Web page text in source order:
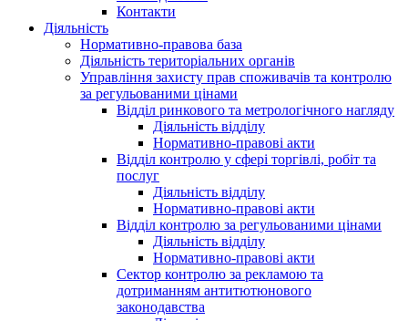
Контакти
Діяльність
Нормативно-правова база
Діяльність територіальних органів
Управління захисту прав споживачів та контролю
за регульованими цінами
Відділ ринкового та метрологічного нагляду
Діяльність відділу
Нормативно-правові акти
Відділ контролю у сфері торгівлі, робіт та
послуг
Діяльність відділу
Нормативно-правові акти
Відділ контролю за регульованими цінами
Діяльність відділу
Нормативно-правові акти
Сектор контролю за рекламою та
дотриманням антитютюнового
законодавства